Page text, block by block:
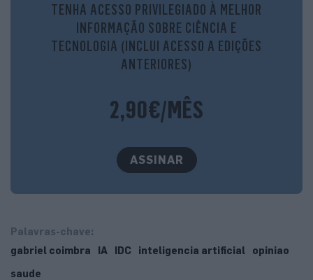
TENHA ACESSO PRIVILEGIADO À MELHOR
INFORMAÇÃO SOBRE CIÊNCIA E
TECNOLOGIA (INCLUI ACESSO A EDIÇÕES
ANTERIORES)
2,90€/MÊS
ASSINAR
Palavras-chave:
gabriel coimbra
IA IDC inteligencia artificial
opiniao
saude